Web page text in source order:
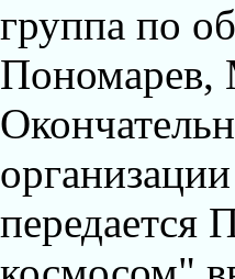
группа по
передается